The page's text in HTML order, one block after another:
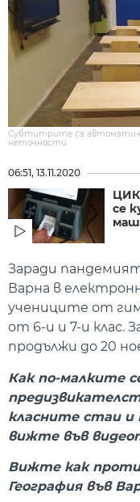
Субтитрите са
неточности.
06:51, 13.11.2020
ЦИК
се
Заради
Варна в
учениците от
от 6-и и 7-и клас.
продължи до 20
Как по-малките
класните стаи и
вижте във
Вижте как
География във